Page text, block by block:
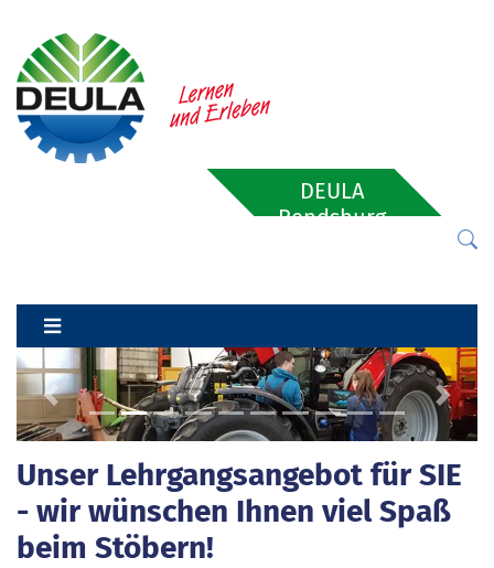
DEULA
Rendsburg
Previous Next
Unser Lehrgangsangebot für SIE
- wir wünschen Ihnen viel Spaß
beim Stöbern!